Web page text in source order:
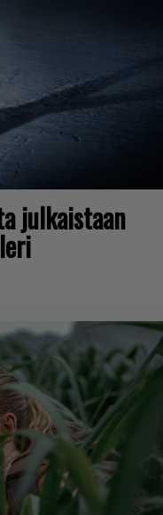
julkaistaan